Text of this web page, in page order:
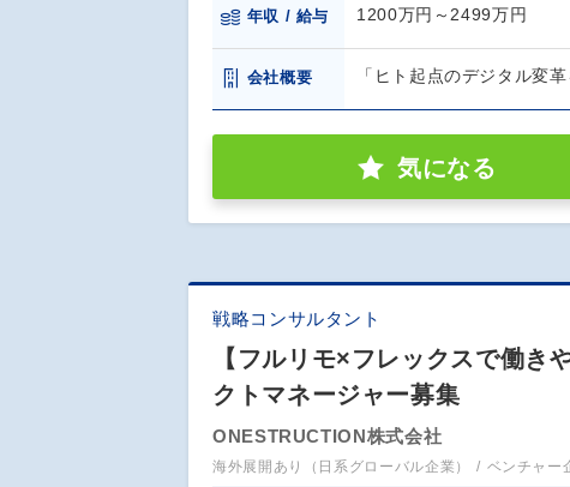
年収 / 給与 1200万円～2499万円
会社概要 「ヒト起点のデジタル変
気になる
戦略コンサルタント
【フルリモ×フレックスで働
クトマネージャー募集
ONESTRUCTION株式会社
海外展開あり（日系グローバル企業） ベンチャー